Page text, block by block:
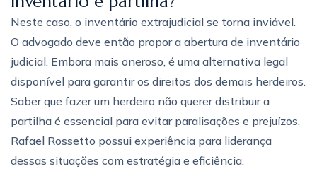
Neste caso, o inventário extrajudicial se torna inviável.
O advogado deve então propor a abertura de inventário
judicial. Embora mais oneroso, é uma alternativa legal
disponível para garantir os direitos dos demais herdeiros.
Saber que fazer um herdeiro não querer distribuir a
partilha é essencial para evitar paralisações e prejuízos.
Rafael Rossetto possui experiência para liderança
dessas situações com estratégia e eficiência.